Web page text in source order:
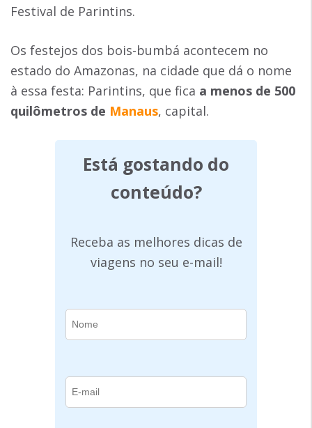
Festival de Parintins.
Os festejos dos bois-bumbá acontecem no
estado do Amazonas, na cidade que dá o nome
à essa festa: Parintins, que fica a menos de 500
quilômetros de Manaus, capital.
Está gostando do
conteúdo?
Receba as melhores dicas de
viagens no seu e-mail!